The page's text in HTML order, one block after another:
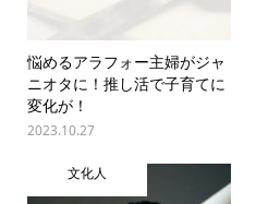
悩めるアラフォー主婦がジャ
ニオタに！推し活で子育てに
変化が！
2023.10.27
文化人